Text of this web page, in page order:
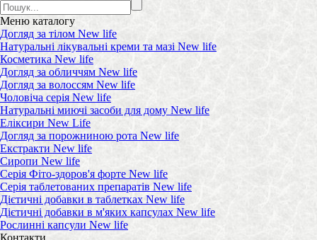
Меню каталогу
Догляд за тілом New life
Натуральні лікувальні креми та мазі New life
Косметика New life
Догляд за обличчям New life
Догляд за волоссям New life
Чоловіча серія New life
Натуральні миючі засоби для дому New life
Еліксири New Life
Догляд за порожниною рота New life
Екстракти New life
Сиропи New life
Серія Фіто-здоров'я форте New life
Серія таблетованих препаратів New life
Дієтичні добавки в таблетках New life
Дієтичні добавки в м'яких капсулах New life
Рослинні капсули New life
Контакти